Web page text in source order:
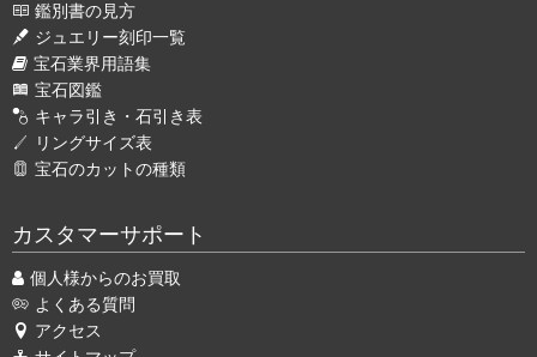
鑑別書の見方
ジュエリー刻印一覧
宝石業界用語集
宝石図鑑
キャラ引き・石引き表
リングサイズ表
宝石のカットの種類
カスタマーサポート
個人様からのお買取
よくある質問
アクセス